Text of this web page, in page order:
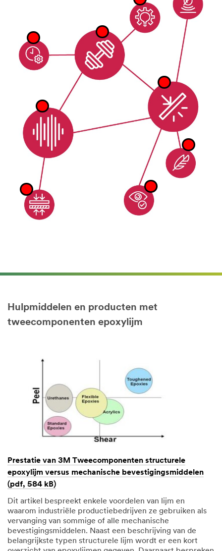
Hulpmiddelen en producten met
tweecomponenten epoxylijm
Prestatie van 3M Tweecomponenten structurele
epoxylijm versus mechanische bevestigingsmiddelen
(pdf, 584 kB)
Dit artikel bespreekt enkele voordelen van lijm en
waarom industriële productiebedrijven ze gebruiken als
vervanging van sommige of alle mechanische
bevestigingsmiddelen. Naast een beschrijving van de
belangrijkste typen structurele lijm wordt er een kort